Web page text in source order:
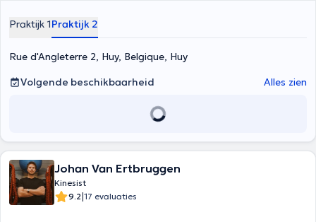
Praktijk 1Praktijk 2
Rue d'Angleterre 2, Huy, Belgique, Huy
Volgende beschikbaarheid
Alles zien
Johan Van Ertbruggen
Kinesist
9.2|17 evaluaties